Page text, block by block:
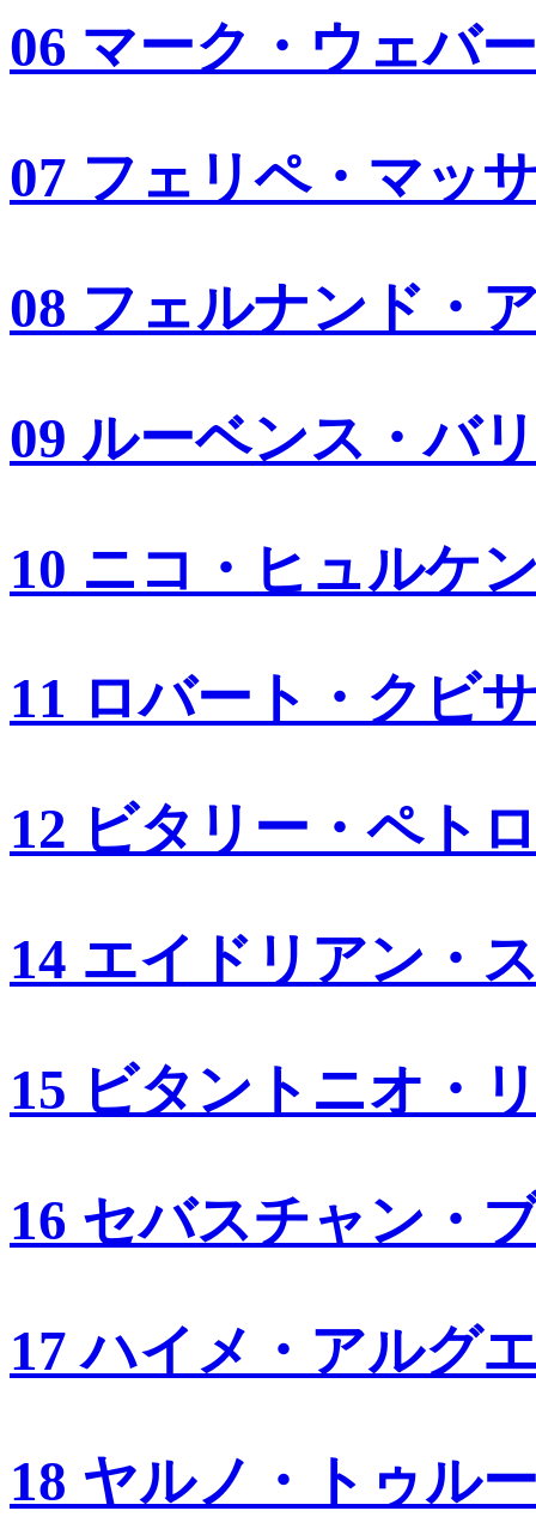
06 マーク・ウェバー
07 フェリペ・マッ
08 フェルナンド・
09 ルーベンス・バ
10 ニコ・ヒュルケ
11 ロバート・クビ
12 ビタリー・ペト
14 エイドリアン・
15 ビタントニオ・
16 セバスチャン・
17 ハイメ・アルグ
18 ヤルノ・トゥル